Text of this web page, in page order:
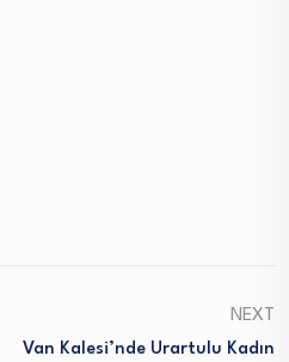
NEXT
Van Kalesi’nde Urartulu Kadın